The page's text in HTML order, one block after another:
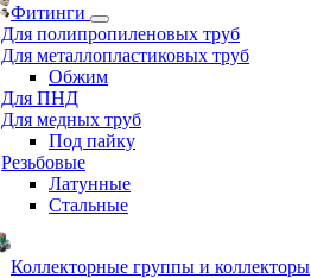
Фитинги
Для полипропиленовых труб
Для металлопластиковых труб
Обжим
Для ПНД
Для медных труб
Под пайку
Резьбовые
Латунные
Cтальные
Коллекторные группы и коллекторы